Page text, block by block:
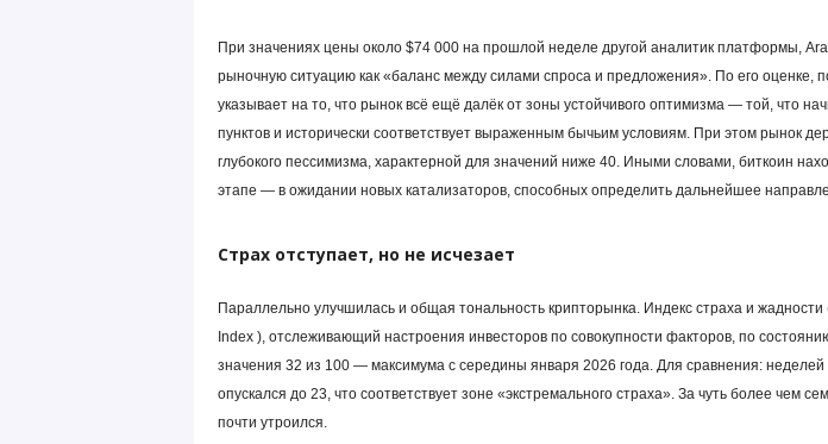
При значениях цены около $74 000 на прошлой неделе другой аналитик платформы,
рыночную ситуацию как «баланс между силами спроса и предложения». По его оценке,
указывает на то, что рынок всё ещё далёк от зоны устойчивого оптимизма — той, что
пунктов и исторически соответствует выраженным бычьим условиям. При этом рынок
глубокого пессимизма, характерной для значений ниже 40. Иными словами, биткоин
этапе — в ожидании новых катализаторов, способных определить дальнейшее
Страх отступает, но не исчезает
Параллельно улучшилась и общая тональность крипторынка. Индекс страха и жадности
Index ), отслеживающий настроения инвесторов по совокупности факторов, по
значения 32 из 100 — максимума с середины января 2026 года. Для сравнения: неделей
опускался до 23, что соответствует зоне «экстремального страха». За чуть более чем
почти утроился.